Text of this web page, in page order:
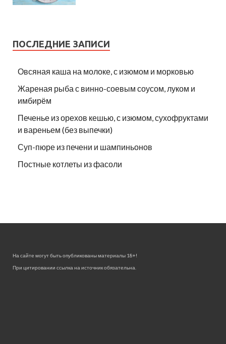
ПОСЛЕДНИЕ ЗАПИСИ
Овсяная каша на молоке, с изюмом и морковью
Жареная рыба с винно-соевым соусом, луком и
имбирём
Печенье из орехов кешью, с изюмом, сухофруктами
и вареньем (без выпечки)
Суп-пюре из печени и шампиньонов
Постные котлеты из фасоли
На сайте могут быть опубликованы материалы 18+!
При цитировании ссылка на источник обязательна.